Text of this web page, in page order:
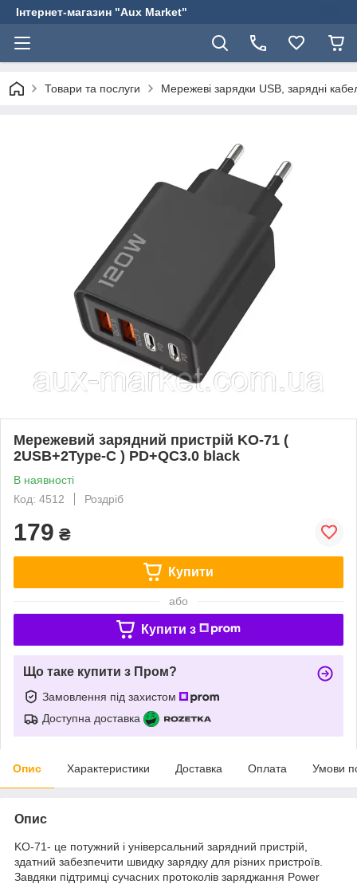
Інтернет-магазин "Aux Market"
Товари та послуги Мережеві зарядки USB, зарядні
Мережевий зарядний пристрій KO-71 (
2USB+2Type-C ) PD+QC3.0 black
В наявності
Код: 4512
Роздріб
179 ₴
Купити
або
Купити з
Що таке купити з Пром?
Замовлення під захистом
Доступна доставка
Опис Характеристики Доставка Оплата Умови
Опис
KO-71- це потужний і універсальний зарядний пристрій,
здатний забезпечити швидку зарядку для різних пристроїв.
Завдяки підтримці сучасних протоколів заряджання Power